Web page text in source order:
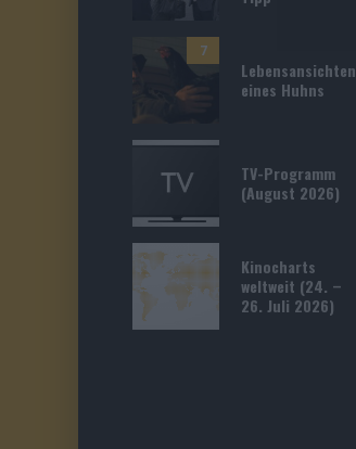
7
Lebensansichten
eines Huhns
TV-Programm
(August 2026)
Kinocharts
weltweit (24. –
26. Juli 2026)